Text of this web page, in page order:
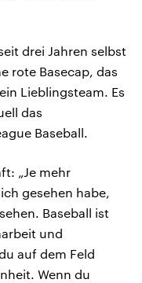
drei Jahren selbst
rote Basecap, das
Lieblingsteam. Es
das
Baseball.
„Je mehr
gesehen habe,
Baseball ist
und
auf dem Feld
Wenn du